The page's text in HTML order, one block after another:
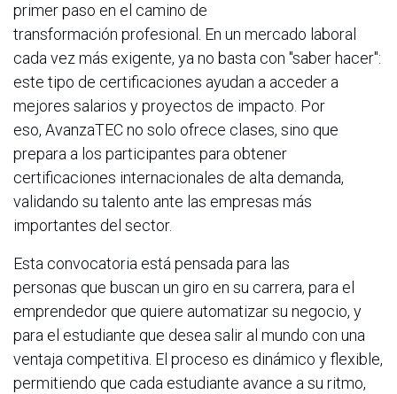
primer paso en el camino de
transformación profesional. En un mercado laboral
cada vez más exigente, ya no basta con "saber hacer":
este tipo de certificaciones ayudan a acceder a
mejores salarios y proyectos de impacto. Por
eso, AvanzaTEC no solo ofrece clases, sino que
prepara a los participantes para obtener
certificaciones internacionales de alta demanda,
validando su talento ante las empresas más
importantes del sector.
Esta convocatoria está pensada para las
personas que buscan un giro en su carrera, para el
emprendedor que quiere automatizar su negocio, y
para el estudiante que desea salir al mundo con una
ventaja competitiva. El proceso es dinámico y flexible,
permitiendo que cada estudiante avance a su ritmo,